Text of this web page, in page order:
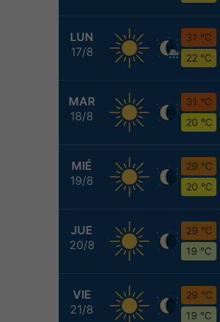
LUN
17/8
31 °C
22 °C
MAR
18/8
31 °C
20 °C
MIÉ
19/8
29 °C
20 °C
JUE
20/8
29 °C
19 °C
VIE
21/8
29 °C
19 °C